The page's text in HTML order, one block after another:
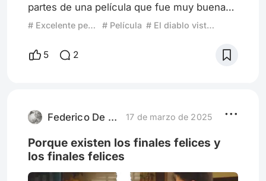
partes de una película que fue muy buena
siempre es mala. Como si fuese una ley del
mundo del cine. Creo que ésto se debe a
que normalmente tienden a ser repetitivas,
apelar a la nostalgia o simplemente terminar
de The Devil Wears
# Excelente películas las mejores # Película # El diablo viste a la moda
5 2
Federico De Gennaro 17 de marzo de 2025
Porque existen los finales felices y
los finales felices